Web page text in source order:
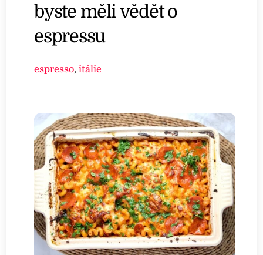
byste měli vědět o
espressu
espresso,itálie